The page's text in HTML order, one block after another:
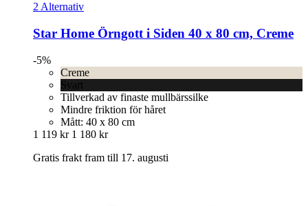
2 Alternativ
Star Home Örngott i Siden 40 x 80 cm, Creme
-5%
Creme
Svart
Tillverkad av finaste mullbärssilke
Mindre friktion för håret
Mått: 40 x 80 cm
1 119 kr 1 180 kr
Gratis frakt fram till 17. augusti